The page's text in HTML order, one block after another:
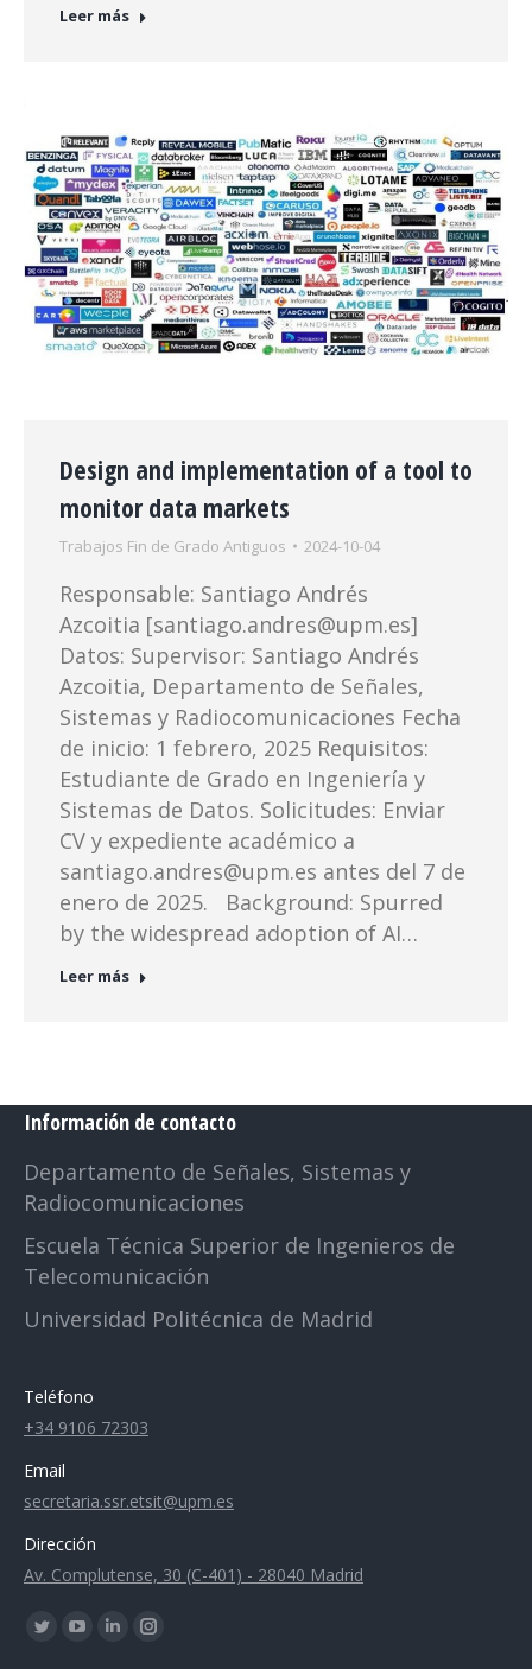
Leer más
Design and implementation of a tool to
monitor data markets
Trabajos Fin de Grado Antiguos 2024-10-04
Responsable: Santiago Andrés
Azcoitia [santiago.andres@upm.es]
Datos: Supervisor: Santiago Andrés
Azcoitia, Departamento de Señales,
Sistemas y Radiocomunicaciones Fecha
de inicio: 1 febrero, 2025 Requisitos:
Estudiante de Grado en Ingeniería y
Sistemas de Datos. Solicitudes: Enviar
CV y expediente académico a
santiago.andres@upm.es antes del 7 de
enero de 2025. Background: Spurred
by the widespread adoption of AI…
Leer más
Información de contacto
Departamento de Señales, Sistemas y
Radiocomunicaciones
Escuela Técnica Superior de Ingenieros de
Telecomunicación
Universidad Politécnica de Madrid
Teléfono
+34 9106 72303
Email
secretaria.ssr.etsit@upm.es
Dirección
Av. Complutense, 30 (C-401) - 28040 Madrid
Encuéntranos en:
TwitterYouTubeLinkedinInstagram